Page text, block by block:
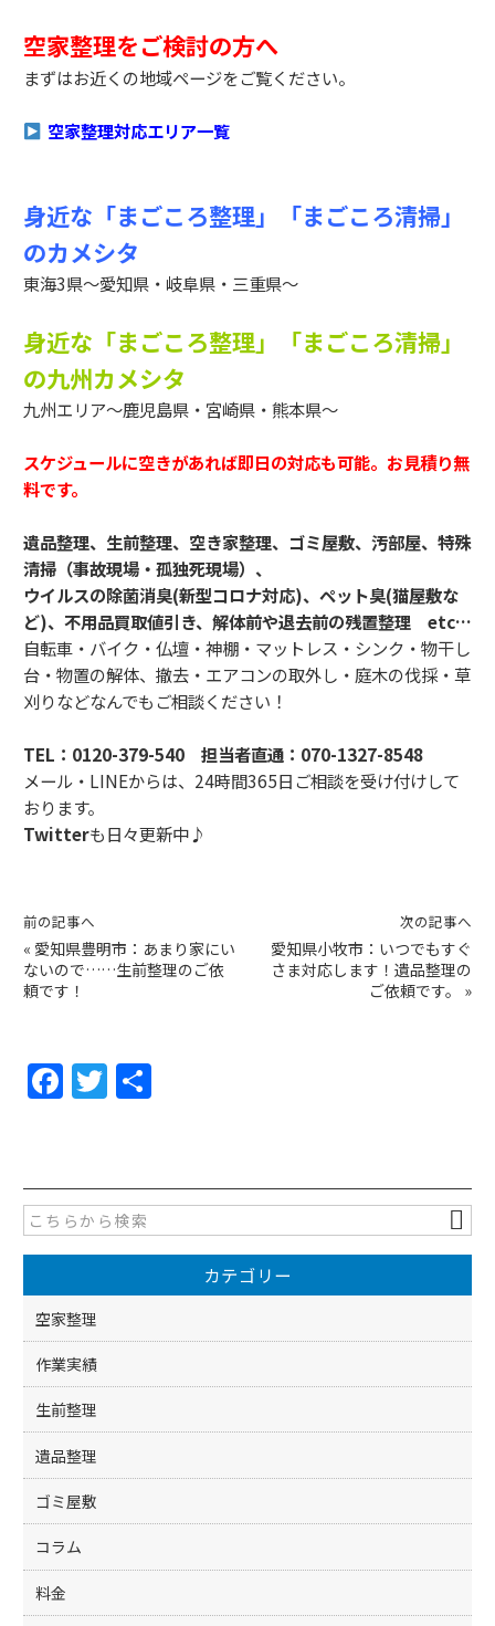
空家整理をご検討の方へ
まずはお近くの地域ページをご覧ください。
空家整理対応エリア一覧
身近な「まごころ整理」「まごころ清掃」
のカメシタ
東海3県～愛知県・岐阜県・三重県～
身近な「まごころ整理」「まごころ清掃」
の九州カメシタ
九州エリア～鹿児島県・宮崎県・熊本県～
スケジュールに空きがあれば即日の対応も可能。お見積り無
料です。
遺品整理、生前整理、空き家整理、ゴミ屋敷、汚部屋、特殊
清掃（事故現場・孤独死現場）、
ウイルスの除菌消臭(新型コロナ対応)、ペット臭(猫屋敷な
ど)、不用品買取値引き、解体前や退去前の残置整理 etc…
自転車・バイク・仏壇・神棚・マットレス・シンク・物干し
台・物置の解体、撤去・エアコンの取外し・庭木の伐採・草
刈りなどなんでもご相談ください！
TEL： 0120-379-540 担当者直通： 070-1327-8548
メール・LINEからは、24時間365日ご相談を受け付けして
おります。
Twitterも日々更新中♪
前の記事へ
« 愛知県豊明市：あまり家にい
ないので……生前整理のご依
頼です！
次の記事へ
愛知県小牧市：いつでもすぐ
さま対応します！遺品整理の
ご依頼です。
»
F
e
b
o
o
k
T
er
カテゴリー
空家整理
作業実績
生前整理
遺品整理
ゴミ屋敷
コラム
料金